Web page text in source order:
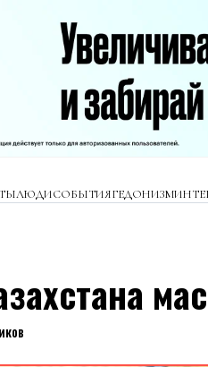
ЛЮДИСОБЫТИЯГЕДОНИЗМ